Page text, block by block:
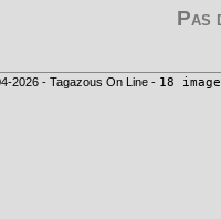
Pas
2026 - Tagazous On Line - 18